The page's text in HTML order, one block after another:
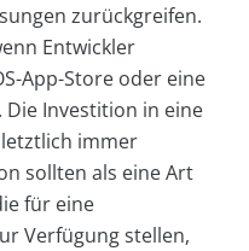
zurückgreifen.
Entwickler
App-Store oder eine
Investition in eine
immer
sollten als eine Art
für eine
Verfügung stellen,